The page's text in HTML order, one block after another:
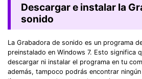
Descargar e instalar la
sonido
La Grabadora de sonido es un programa
preinstalado en Windows 7. Esto significa
descargar ni instalar el programa en tu
además, tampoco podrás encontrar